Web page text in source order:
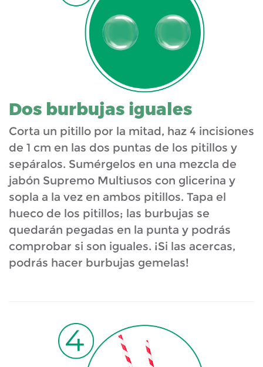
Dos burbujas iguales
Corta un pitillo por la mitad, haz 4 incisiones
de 1 cm en las dos puntas de los pitillos y
sepáralos. Sumérgelos en una mezcla de
jabón Supremo Multiusos con glicerina y
sopla a la vez en ambos pitillos. Tapa el
hueco de los pitillos; las burbujas se
quedarán pegadas en la punta y podrás
comprobar si son iguales. ¡Si las acercas,
podrás hacer burbujas gemelas!